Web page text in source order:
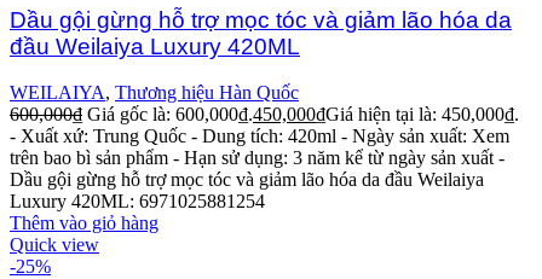
Dầu gội gừng hỗ trợ mọc tóc và giảm lão hóa da
đầu Weilaiya Luxury 420ML
WEILAIYA, Thương hiệu Hàn Quốc
600,000₫ Giá gốc là: 600,000₫.450,000₫Giá hiện tại là: 450,000₫.
- Xuất xứ: Trung Quốc - Dung tích: 420ml - Ngày sản xuất: Xem
trên bao bì sản phẩm - Hạn sử dụng: 3 năm kể từ ngày sản xuất -
Dầu gội gừng hỗ trợ mọc tóc và giảm lão hóa da đầu Weilaiya
Luxury 420ML: 6971025881254
Thêm vào giỏ hàng
Quick view
-25%